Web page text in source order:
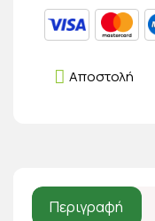
Αποστολή
Περιγραφή